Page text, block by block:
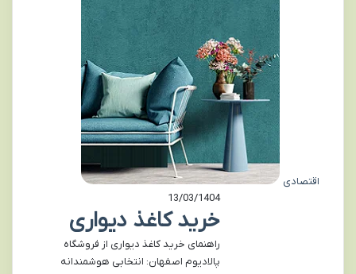
اقتصادی
13/03/1404
خرید کاغذ دیواری
راهنمای خرید کاغذ دیواری از فروشگاه
پالادیوم اصفهان: انتخابی هوشمندانه